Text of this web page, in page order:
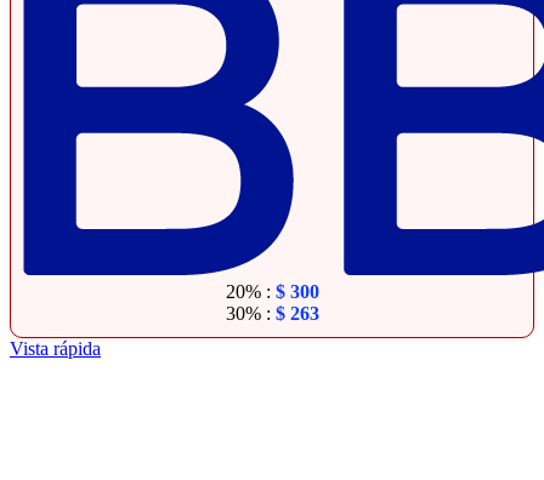
20% : $300
30% : $263
Vista rápida